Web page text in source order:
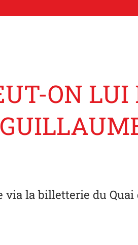
ON LUI
la billetterie du Quai